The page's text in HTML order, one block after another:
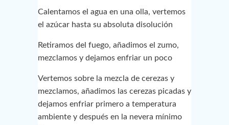
Calentamos el agua en una olla, vertemos
el azúcar hasta su absoluta disolución
Retiramos del fuego, añadimos el zumo,
mezclamos y dejamos enfriar un poco
Vertemos sobre la mezcla de cerezas y
mezclamos, añadimos las cerezas picadas y
dejamos enfriar primero a temperatura
ambiente y después en la nevera mínimo